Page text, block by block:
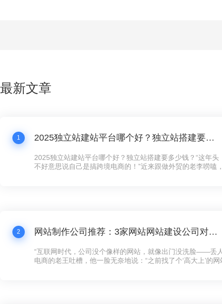
最新文章
1 2025独立站建站平台哪个好？独立站搭建要多少钱？
2025独立站建站平台哪个好？独立站搭建要多少钱？“这年头
不好意思说自己是搞跨境电商的！”近来跟做外贸的老李唠嗑
2 网站制作公司推荐：3家网站网站建设公司对比，公司网站制作需要多少钱？
“互联网时代，公司没个像样的网站，就像出门没洗脸——丢
电商的老王吐槽，他一脸无奈地说：“之前找了个‘高大上’的